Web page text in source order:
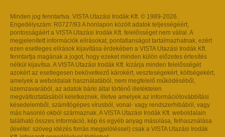
Minden jog fenntartva. VISTA Utazási Irodák Kft. © 1989-2026.
Engedélyszám: R0727/93 A honlapon közölt adatok teljességéért,
pontosságáért a VISTA Utazási Irodák Kft. felelősséget nem vállal. A
megjelenített információk elírásokat, pontatlanságot tartalmazhatnak, ezért
ezen esetleges elírások kijavítása érdekében a VISTA Utazási Irodák Kft.
fenntartja magának a jogot, hogy ezeket minden külön előzetes értesítés
nélkül kijavítsa. A VISTA Utazási Irodák Kft. kizárja minden felelősségét
azokért az esetlegesen bekövetkező károkért, veszteségekért, költségekért,
amelyek a weboldalak használatából, nem megfelelő működéséből,
üzemzavarából, az adatok bárki által történő illetéktelen
megváltoztatásából keletkeznek, illetve amelyek az információtovábbítási
késedelemből, számítógépes vírusból, vonal- vagy rendszerhibából, vagy
más hasonló okból származnak. A VISTA Utazási Irodák Kft. weboldalain
található összes információ, kép és egyéb anyag másolása, felhasználása
(kivétel: szöveg idézés forrás megjelöléssel) csak a VISTA Utazási Irodák